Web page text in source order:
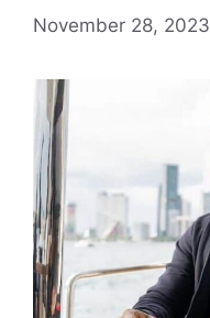
November 28, 2023